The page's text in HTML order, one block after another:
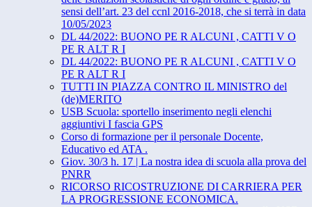
sensi dell’art. 23 del ccnl 2016-2018, che si terrà in data
10/05/2023
DL 44/2022: BUONO PE R ALCUNI , CATTI V O
PE R ALT R I
DL 44/2022: BUONO PE R ALCUNI , CATTI V O
PE R ALT R I
TUTTI IN PIAZZA CONTRO IL MINISTRO del
(de)MERITO
USB Scuola: sportello inserimento negli elenchi
aggiuntivi I fascia GPS
Corso di formazione per il personale Docente,
Educativo ed ATA .
Giov. 30/3 h. 17 | La nostra idea di scuola alla prova del
PNRR
RICORSO RICOSTRUZIONE DI CARRIERA PER
LA PROGRESSIONE ECONOMICA.